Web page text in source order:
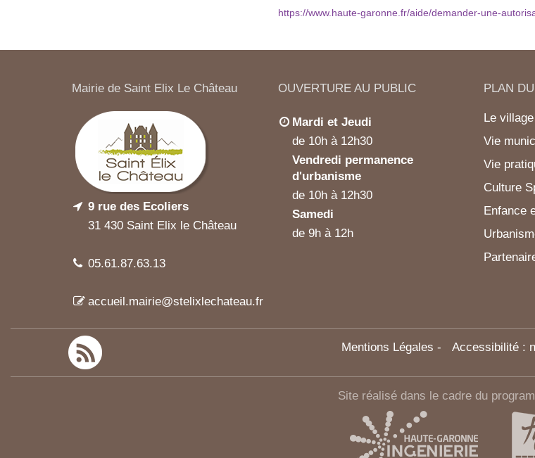
https://www.haute-garonne.fr/aide/demander-une-
Mairie de Saint Elix Le Château
9 rue des Ecoliers
31 430 Saint Elix le Château
05.61.87.63.13
accueil.mairie@stelixlechateau.fr
OUVERTURE AU PUBLIC
Mardi et Jeudi
de 10h à 12h30
Vendredi permanence
d'urbanisme
de 10h à 12h30
Samedi
de 9h à 12h
PLAN
Le village
Vie
Vie
Culture
Enfance
Mentions Légales - Accessibilité :
Site réalisé dans le cadre du